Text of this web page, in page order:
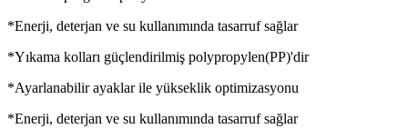
*Enerji, deterjan ve su kullanımında tasarruf sağlar
*Yıkama kolları güçlendirilmiş polypropylen(PP)'dir
*Ayarlanabilir ayaklar ile yükseklik optimizasyonu
*Enerji, deterjan ve su kullanımında tasarruf sağlar